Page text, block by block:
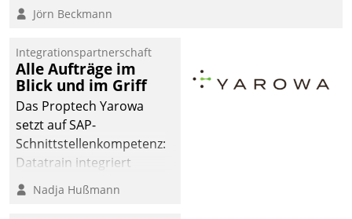
Jörn Beckmann
Integrationspartnerschaft
Alle Aufträge im
Blick und im Griff
Das Proptech Yarowa
setzt auf SAP-
Schnittstellenkompetenz:
Datatrain integriert
Yarowas Portal zur
Vergabe und Verwaltung
Nadja Hußmann